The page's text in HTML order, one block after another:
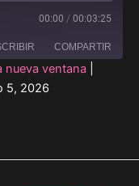
00:00 / 00:03:25
COMPARTIR
nueva ventana
5, 2026